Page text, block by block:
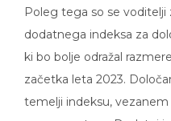
dodatnega indeksa za
ki bo bolje odražal
začetka leta 2023.
temelji indeksu, vezanem
razmer na trgu. Dodatni